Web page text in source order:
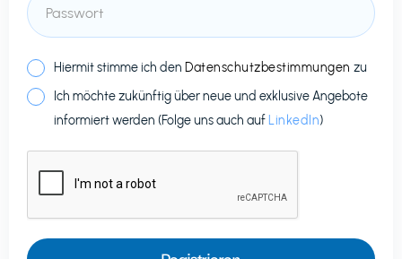
Hiermit stimme ich den Datenschutzbestimmungen zu
Ich möchte zukünftig über neue und exklusive Angebote
informiert werden (Folge uns auch auf LinkedIn)